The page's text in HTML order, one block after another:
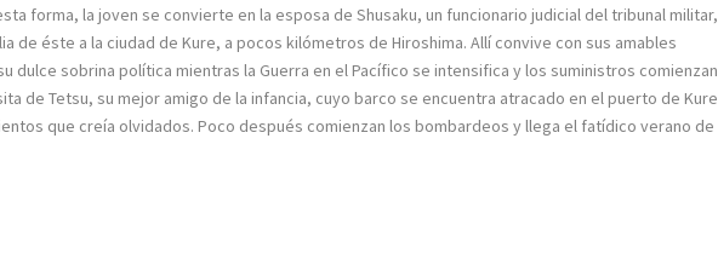
forma, la joven se convierte en la esposa de Shusaku, un funcionario judicial del tribunal militar,
de éste a la ciudad de Kure, a pocos kilómetros de Hiroshima. Allí convive con sus amables
dulce sobrina política mientras la Guerra en el Pacífico se intensifica y los suministros comienzan
de Tetsu, su mejor amigo de la infancia, cuyo barco se encuentra atracado en el puerto de Kure
que creía olvidados. Poco después comienzan los bombardeos y llega el fatídico verano de